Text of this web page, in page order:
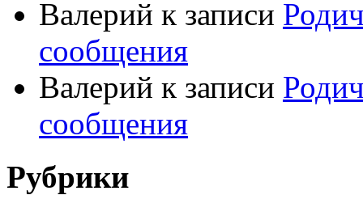
Валерий к записи
сообщения
Валерий к записи
сообщения
Рубрики